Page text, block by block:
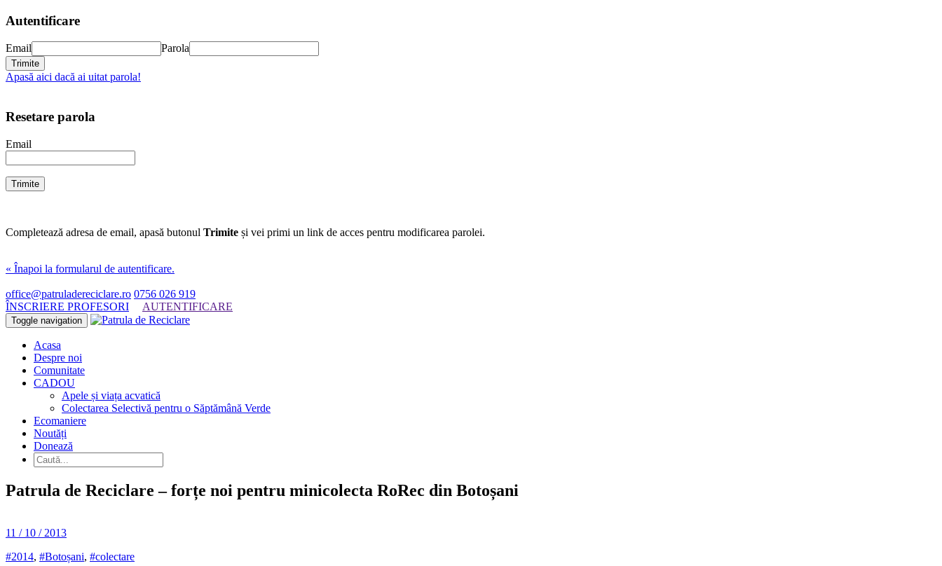
Autentificare
Email Parola
Apasă aici dacă ai uitat parola!
Resetare parola
Email
Completează adresa de email, apasă butonul Trimite și vei primi un link de acces pentru modificarea parolei.
« Înapoi la formularul de autentificare.
office@patruladereciclare.ro 0756 026 919
ÎNSCRIERE PROFESORI
AUTENTIFICARE
Toggle navigation
Acasa
Despre noi
Comunitate
CADOU
Apele și viața acvatică
Colectarea Selectivă pentru o Săptămână Verde
Ecomaniere
Noutăți
Donează
Patrula de Reciclare – forțe noi pentru minicolecta RoRec din Botoșani
11 / 10 / 2013
#2014, #Botoșani, #colectare